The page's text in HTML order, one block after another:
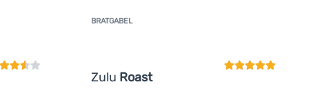
BRATGABEL
Zulu Roast